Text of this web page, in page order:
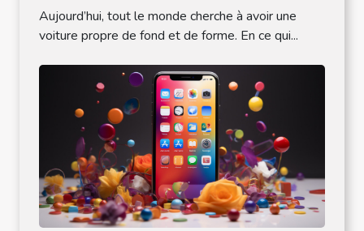
Aujourd’hui, tout le monde cherche à avoir une
voiture propre de fond et de forme. En ce qui...